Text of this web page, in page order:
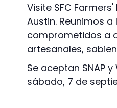
Visite SFC
Austin. Reunimos
comprometidos a
artesanales,
Se aceptan SNAP
sábado, 7 de